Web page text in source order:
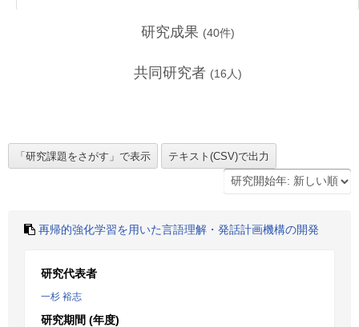
研究成果 (40件)
共同研究者 (16 人)
再帰的強化学習を用いた言語理解・発話計画機構の開発
研究代表者
一杉 裕志
研究期間 (年度)